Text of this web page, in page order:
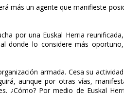
más un agente que manifieste
por una Euskal Herria
donde lo considere más
armada. Cesa su
aunque por otras vías,
¿Cómo? Por medio de Euskal